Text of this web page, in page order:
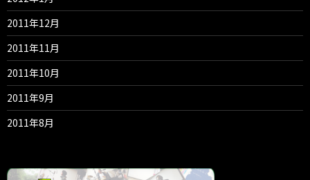
2011年12月
2011年11月
2011年10月
2011年9月
2011年8月